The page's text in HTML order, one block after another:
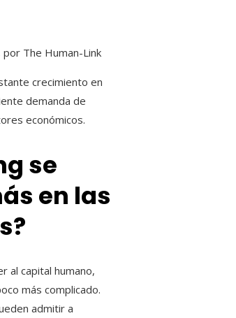
The Human-Link
crecimiento en
demanda de
económicos.
se
en las
al capital humano,
más complicado.
admitir a